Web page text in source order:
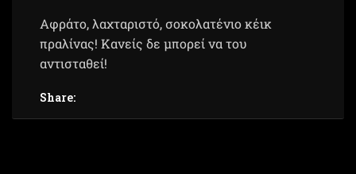
Αφράτο, λαχταριστό, σοκολατένιο κέικ
πραλίνας! Κανείς δε μπορεί να του
αντισταθεί!
Share: